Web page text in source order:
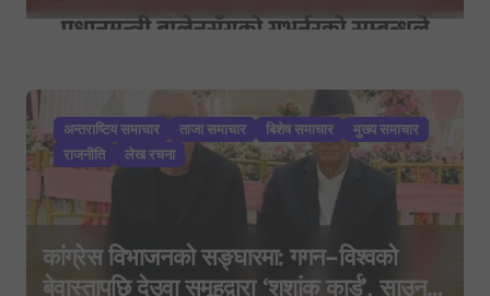
अन्तराष्टिय समाचार ताजा समाचार बिशेष समाचार
मुख्य समाचार
राजनीति
लेख रचना
कांग्रेस विभाजनको सङ्घारमा: गगन–विश्वको
बेवास्तापछि देउवा समूहद्वारा ‘शशांक कार्ड’, साउन